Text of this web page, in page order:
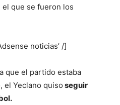
que se fueron los
noticias’ /]
que el partido estaba
el Yeclano quiso seguir